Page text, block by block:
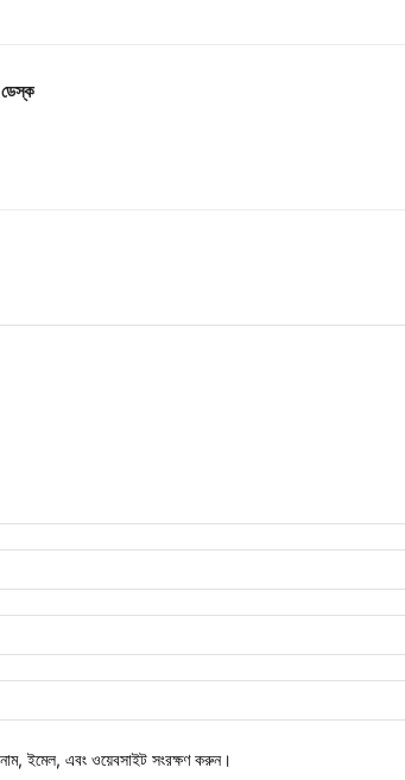
ডেস্ক
ইমেল, এবং ওয়েবসাইট সংরক্ষণ করুন।